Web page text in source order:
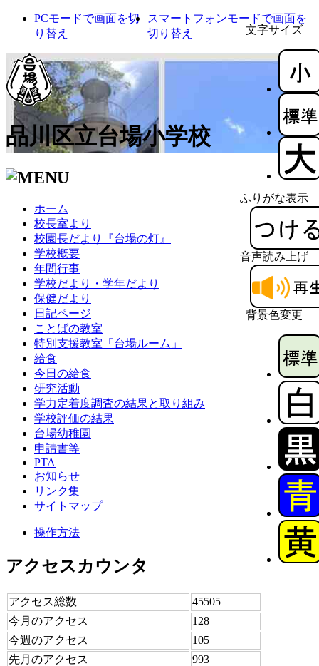
文字サイズ
ふりがな表示
音声読み上げ
背景色変更
PCモードで画面を切
り替え
スマートフォンモードで画面を
切り替え
品川区立台場小学校
ホーム
校長室より
校園長だより『台場の灯』
学校概要
年間行事
学校だより・学年だより
保健だより
日記ページ
ことばの教室
特別支援教室「台場ルーム」
給食
今日の給食
研究活動
学力定着度調査の結果と取り組み
学校評価の結果
台場幼稚園
申請書等
PTA
お知らせ
リンク集
サイトマップ
操作方法
アクセスカウンタ
アクセス総数
45505
今月のアクセス
128
今週のアクセス
105
先月のアクセス
993